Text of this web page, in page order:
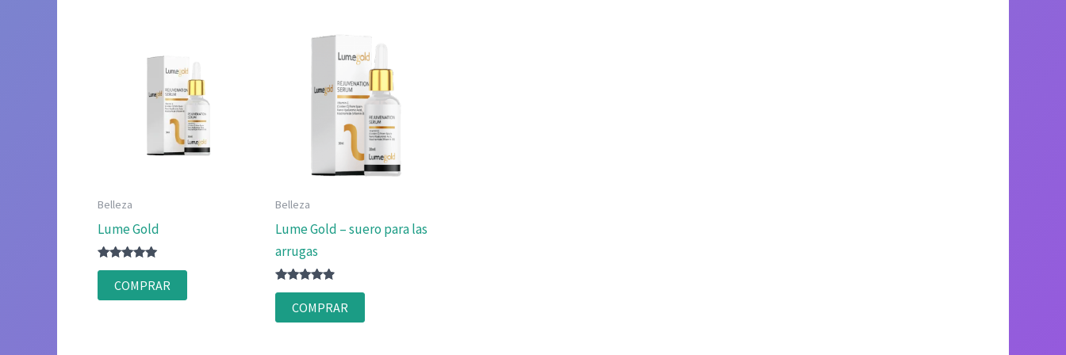
Belleza
Lume Gold
Valorado
con
5.00
de 5
COMPRAR
Belleza
Lume Gold – suero para las
arrugas
Valorado
con
4.75
de 5
COMPRAR